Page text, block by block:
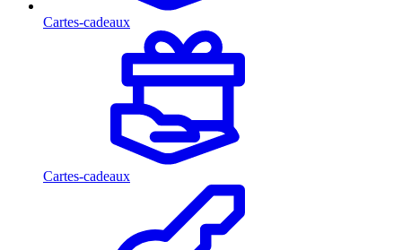
Cartes-cadeaux
Cartes-cadeaux